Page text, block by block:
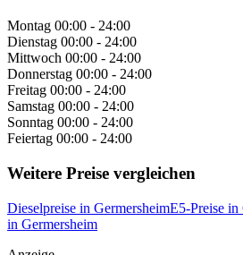
Montag 00:00 - 24:00
Dienstag 00:00 - 24:00
Mittwoch 00:00 - 24:00
Donnerstag 00:00 - 24:00
Freitag 00:00 - 24:00
Samstag 00:00 - 24:00
Sonntag 00:00 - 24:00
Feiertag 00:00 - 24:00
Weitere Preise vergleichen
Dieselpreise in GermersheimE5-Preise in
in Germersheim